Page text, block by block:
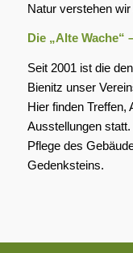
Natur verstehen
Die „Alte Wache“
Seit 2001 ist die
Bienitz unser
Hier finden Treffen,
Ausstellungen
Pflege des
Gedenksteins.